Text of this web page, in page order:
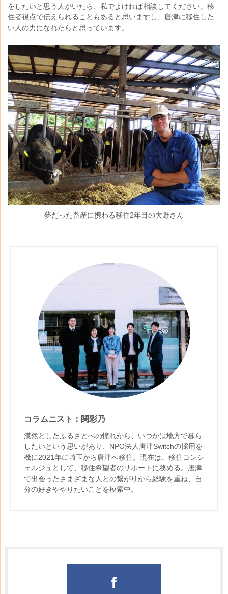
をしたいと思う人がいたら、私でよければ相談してください。移
住者視点で伝えられることもあると思いますし、唐津に移住した
い人の力になれたらと思っています。
夢だった畜産に携わる移住2年目の大野さん
コラムニスト：関彩乃
漠然としたふるさとへの憧れから、いつかは地方で暮ら
したいという思いがあり、NPO法人唐津Switchの採用を
機に2021年に埼玉から唐津へ移住。現在は、移住コンシ
ェルジュとして、移住希望者のサポートに務める。唐津
で出会ったさまざまな人との繋がりから経験を重ね、自
分の好きややりたいことを模索中。